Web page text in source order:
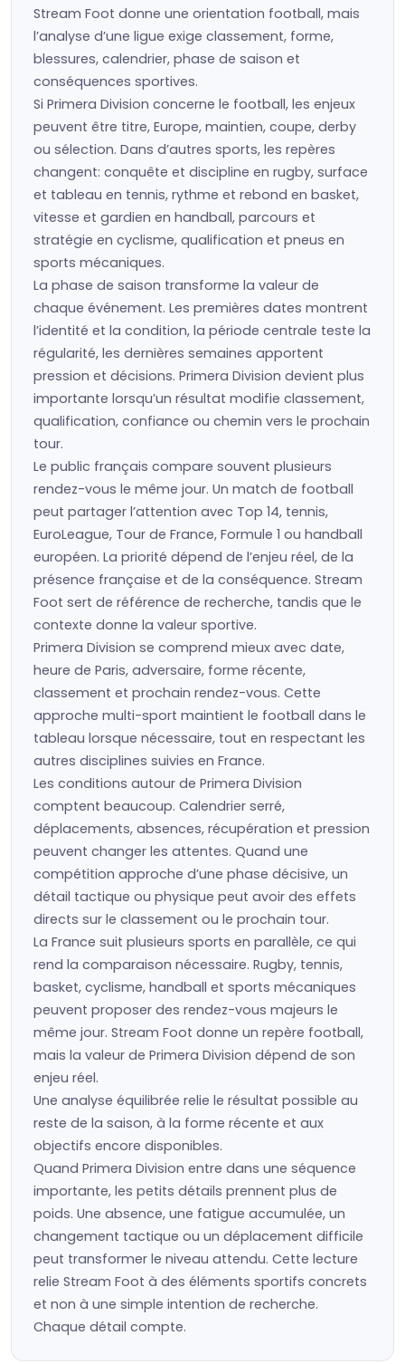
Stream Foot donne une orientation football, mais
l’analyse d’une ligue exige classement, forme,
blessures, calendrier, phase de saison et
conséquences sportives.
Si Primera Division concerne le football, les enjeux
peuvent être titre, Europe, maintien, coupe, derby
ou sélection. Dans d’autres sports, les repères
changent: conquête et discipline en rugby, surface
et tableau en tennis, rythme et rebond en basket,
vitesse et gardien en handball, parcours et
stratégie en cyclisme, qualification et pneus en
sports mécaniques.
La phase de saison transforme la valeur de
chaque événement. Les premières dates montrent
l’identité et la condition, la période centrale teste la
régularité, les dernières semaines apportent
pression et décisions. Primera Division devient plus
importante lorsqu’un résultat modifie classement,
qualification, confiance ou chemin vers le prochain
tour.
Le public français compare souvent plusieurs
rendez-vous le même jour. Un match de football
peut partager l’attention avec Top 14, tennis,
EuroLeague, Tour de France, Formule 1 ou handball
européen. La priorité dépend de l’enjeu réel, de la
présence française et de la conséquence. Stream
Foot sert de référence de recherche, tandis que le
contexte donne la valeur sportive.
Primera Division se comprend mieux avec date,
heure de Paris, adversaire, forme récente,
classement et prochain rendez-vous. Cette
approche multi-sport maintient le football dans le
tableau lorsque nécessaire, tout en respectant les
autres disciplines suivies en France.
Les conditions autour de Primera Division
comptent beaucoup. Calendrier serré,
déplacements, absences, récupération et pression
peuvent changer les attentes. Quand une
compétition approche d’une phase décisive, un
détail tactique ou physique peut avoir des effets
directs sur le classement ou le prochain tour.
La France suit plusieurs sports en parallèle, ce qui
rend la comparaison nécessaire. Rugby, tennis,
basket, cyclisme, handball et sports mécaniques
peuvent proposer des rendez-vous majeurs le
même jour. Stream Foot donne un repère football,
mais la valeur de Primera Division dépend de son
enjeu réel.
Une analyse équilibrée relie le résultat possible au
reste de la saison, à la forme récente et aux
objectifs encore disponibles.
Quand Primera Division entre dans une séquence
importante, les petits détails prennent plus de
poids. Une absence, une fatigue accumulée, un
changement tactique ou un déplacement difficile
peut transformer le niveau attendu. Cette lecture
relie Stream Foot à des éléments sportifs concrets
et non à une simple intention de recherche.
Chaque détail compte.